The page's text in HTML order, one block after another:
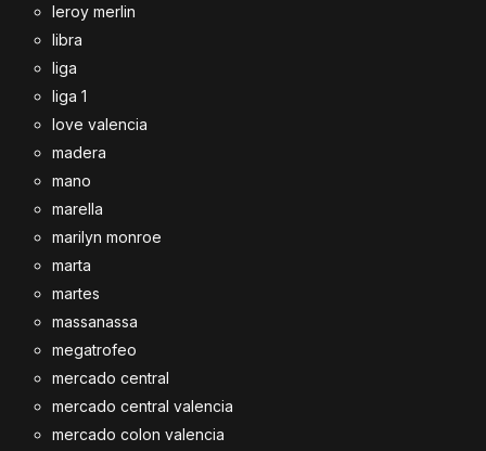
leroy merlin
libra
liga
liga 1
love valencia
madera
mano
marella
marilyn monroe
marta
martes
massanassa
megatrofeo
mercado central
mercado central valencia
mercado colon valencia